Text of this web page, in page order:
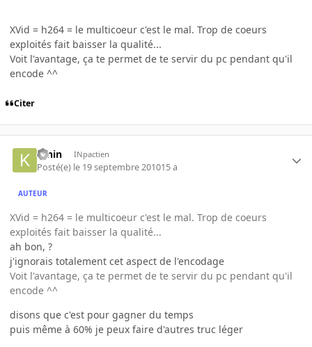
XVid = h264 = le multicoeur c'est le mal. Trop de coeurs
exploités fait baisser la qualité...
Voit l'avantage, ça te permet de te servir du pc pendant qu'il
encode ^^
Citer
K-nin INpactien
Posté(e) le 19 septembre 201015 a
AUTEUR
XVid = h264 = le multicoeur c'est le mal. Trop de coeurs
exploités fait baisser la qualité...
ah bon, ?
j'ignorais totalement cet aspect de l'encodage
Voit l'avantage, ça te permet de te servir du pc pendant qu'il
encode ^^
disons que c'est pour gagner du temps
puis même à 60% je peux faire d'autres truc léger